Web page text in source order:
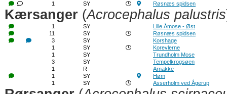
1 SY Røsnæs spidsen
Kærsanger (Acrocephalus palustris
1 SY
Lille Åmose - Øst
11
SY
Røsnæs spidsen
3
SY
Korshage
1
SY
Korevlerne
1
SY
Trundholm Mose
3
SY
Tempelkrogsøen
1
R
Arnakke
1
SY
Høm
1
SY Asserholm ved Ågerup